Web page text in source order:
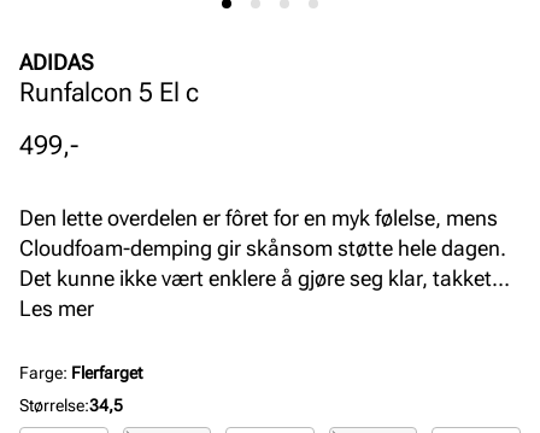
ADIDAS
Runfalcon 5 El c
Pris
499,-
Den lette overdelen er fôret for en myk følelse, mens
Cloudfoam-demping gir skånsom støtte hele dagen.
Det kunne ikke vært enklere å gjøre seg klar, takket
være elastiske lisser og en borrelåsstropp på toppen
produktet inneholder minst 20 % resirkulerte
materialer.
Les mer
Farge: Flerfarget
Størrelse:34,5